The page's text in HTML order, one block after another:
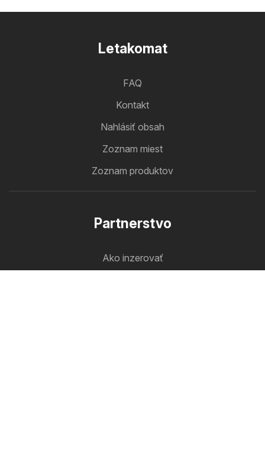
Letakomat
FAQ
Kontakt
Nahlásiť obsah
Zoznam miest
Zoznam produktov
Partnerstvo
Ako inzerovať